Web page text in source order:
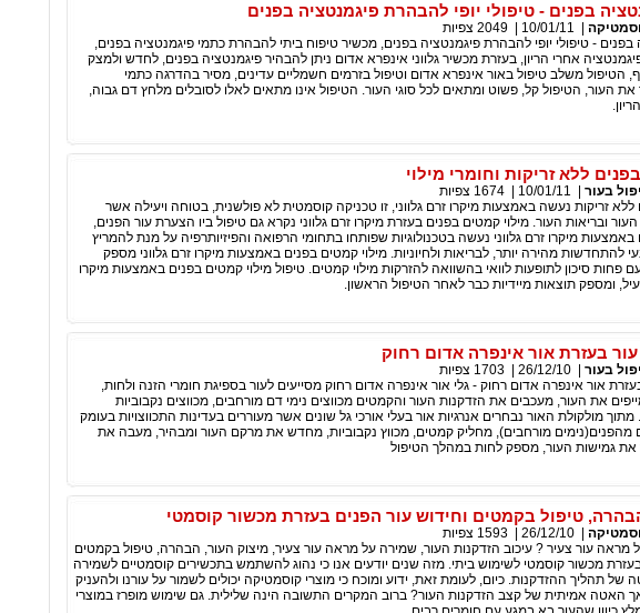
בפנים - טיפולי יופי להבהרת פיגמנטציה בפנים
10/01/11
2049 צפיות
- טיפולי יופי להבהרת פיגמנטציה בפנים, מכשיר טיפוח ביתי להבהרת כתמי פיגמנטציה בפנים,
אחרי הריון, בעזרת מכשיר גלווני אינפרא אדום ניתן להבהיר פיגמנטציה בפנים, לחדש ולמצק
הטיפול משלב טיפול באור אינפרא אדום וטיפול בזרמים חשמליים עדינים, מסיר בהדרגה כתמי
את העור, הטיפול קל, פשוט ומתאים לכל סוגי העור. הטיפול אינו מתאים לאלו לסובלים מלחץ דם גבוה,
ללא זריקות וחומרי מילוי
בעור 10/01/11
1674 צפיות
ללא זריקות נעשה באמצעות מיקרו זרם גלווני, זו טכניקה קוסמטית לא פולשנית, בטוחה ויעילה אשר
ובריאות העור. מילוי קמטים בפנים בעזרת מיקרו זרם גלווני נקרא גם טיפול ביו הצערת עור הפנים,
באמצעות מיקרו זרם גלווני נעשה בטכנולוגיות שפותחו בתחומי הרפואה והפיזיותרפיה על מנת להמריץ
להתחדשות מהירה יותר, לבריאות ולחיוניות. מילוי קמטים בפנים באמצעות מיקרו זרם גלווני מספק
פחות סיכון לתופעות לוואי בהשוואה להזרקות מילוי קמטים. טיפול מילוי קמטים בפנים באמצעות מיקרו
ומספק תוצאות מיידיות כבר לאחר הטיפול הראשון.
בעזרת אור אינפרה אדום רחוק
בעור 26/12/10
1703 צפיות
אור אינפרה אדום רחוק - גלי אור אינפרה אדום רחוק מסייעים לעור בספיגת חומרי הזנה ולחות,
את העור, מעכבים את הזדקנות העור והקמטים מכווצים נימי דם מורחבים, מכווצים נקבוביות
מולקולת האור נבחרים אנרגיות אור בעלי אורכי גל שונים אשר מעוררים בעדינות התכווצויות בעומק
מהפנים(נימים מורחבים), מחליק קמטים, מכווץ נקבוביות, מחדש את מרקם העור ומבהיר, מעבה את
את גמישות העור, מספק לחות במהלך הטיפול
טיפול בקמטים וחידוש עור הפנים בעזרת מכשור קוסמטי
26/12/10
1593 צפיות
מראה עור צעיר ? עיכוב הזדקנות העור, שמירה על מראה עור צעיר, מיצוק העור, הבהרה, טיפול בקמטים
מכשור קוסמטי לשימוש ביתי. מזה שנים יודעים אנו כי נהוג להשתמש בתכשירים קוסמטיים לשמירה
של תהליך ההזדקנות. כיום, לעומת זאת, ידוע ומוכח כי מוצרי קוסמטיקה יכולים לשמור על עורנו ולהעניק
האטה אמיתית של קצב הזדקנות העור? ברוב המקרים התשובה הינה שלילית. גם שימוש מופרז במוצרי